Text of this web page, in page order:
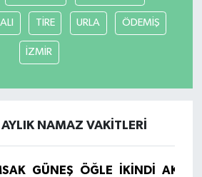
TİRE URLA ÖDEMİŞ
İZMİR
NAMAZ VAKITLERI
GÜNEŞ ÖĞLE İKINDI